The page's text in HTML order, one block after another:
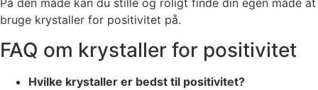
På den måde kan du stille og roligt finde din egen måde at
bruge krystaller for positivitet på.
FAQ om krystaller for positivitet
Hvilke krystaller er bedst til positivitet?